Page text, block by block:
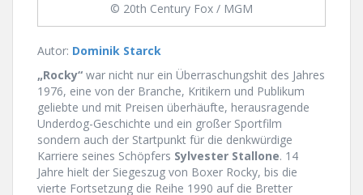
© 20th Century Fox / MGM
Autor: Dominik Starck
„Rocky“ war nicht nur ein Überraschungshit des Jahres
1976, eine von der Branche, Kritikern und Publikum
geliebte und mit Preisen überhäufte, herausragende
Underdog-Geschichte und ein großer Sportfilm
sondern auch der Startpunkt für die denkwürdige
Karriere seines Schöpfers Sylvester Stallone. 14
Jahre hielt der Siegeszug von Boxer Rocky, bis die
vierte Fortsetzung die Reihe 1990 auf die Bretter